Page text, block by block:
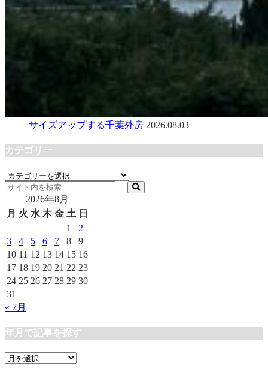
サイズアップする千葉外房 2026.08.03
カテゴリー
カ
テ
リ
2026年8月
月 火 水 木 金 土 日
1
2
3
4 5 6 7 8
9
10 11 12 13 14 15 16
17 18 19 20 21 22 23
24 25 26 27 28 29 30
31
« 7月
年月で記事を探す
年